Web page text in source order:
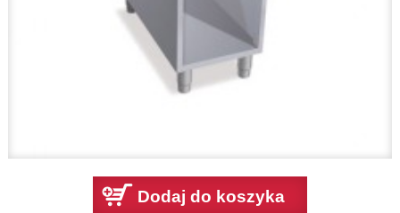
Dodaj do koszyka